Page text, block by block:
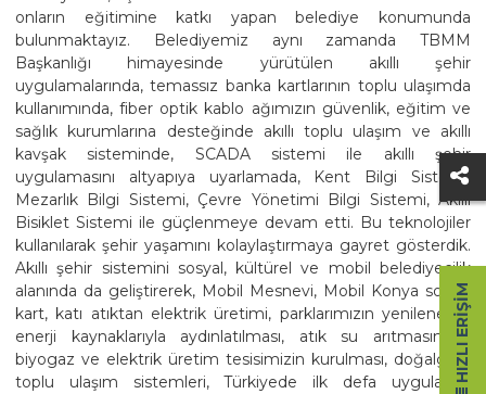
onların eğitimine katkı yapan belediye konumunda
bulunmaktayız. Belediyemiz aynı zamanda TBMM
Başkanlığı himayesinde yürütülen akıllı şehir
uygulamalarında, temassız banka kartlarının toplu ulaşımda
kullanımında, fiber optik kablo ağımızın güvenlik, eğitim ve
sağlık kurumlarına desteğinde akıllı toplu ulaşım ve akıllı
kavşak sisteminde, SCADA sistemi ile akıllı şehir
uygulamasını altyapıya uyarlamada, Kent Bilgi Sistemi,
Mezarlık Bilgi Sistemi, Çevre Yönetimi Bilgi Sistemi, Akıllı
Bisiklet Sistemi ile güçlenmeye devam etti. Bu teknolojiler
kullanılarak şehir yaşamını kolaylaştırmaya gayret gösterdik.
Akıllı şehir sistemini sosyal, kültürel ve mobil belediyecilik
alanında da geliştirerek, Mobil Mesnevi, Mobil Konya sosyal
kart, katı atıktan elektrik üretimi, parklarımızın yenilenebilir
enerji kaynaklarıyla aydınlatılması, atık su arıtmasından
biyogaz ve elektrik üretim tesisimizin kurulması, doğalgazlı
toplu ulaşım sistemleri, Türkiyede ilk defa uygulanan
HIZLI ERIŞIM